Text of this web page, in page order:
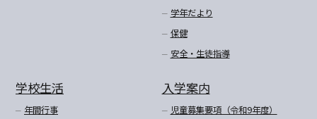
学年だより
保健
安全・生徒指導
学校生活
年間行事
入学案内
児童募集要項（令和9年度）